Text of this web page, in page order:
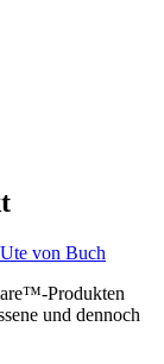
Ute von Buch
Produkten
und dennoch